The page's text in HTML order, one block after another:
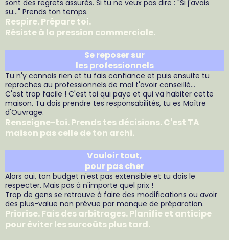
sont des regrets assurés. Si tu ne veux pas dire : "Si j'avais
su..." Prends ton temps.
Respire. Prépare toi.
Résiste à la pression commerciale.
Se reposer sur
les professionnels
Tu n'y connais rien et tu fais confiance et puis ensuite tu
reproches au professionnels de mal t'avoir conseillé...
C'est trop facile ! C'est toi qui paye et qui va habiter cette
maison. Tu dois prendre tes responsabilités, tu es Maître
d'Ouvrage.
Renseigne-toi. Prends tes décisions. C'est TA
maison pas celle de ton archi.
Vouloir tout,
pour pas cher
Alors oui, ton budget n'est pas extensible et tu dois le
respecter. Mais pas à n'importe quel prix !
Trop de gens se retrouve à faire des modifications ou avoir
des plus-value non prévue par manque de préparation.
Priorise. Fais des arbitrages. Planifie et anticipe
pour éviter les surcoûts plus tard.